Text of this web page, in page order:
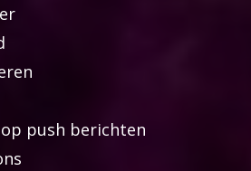
push berichten